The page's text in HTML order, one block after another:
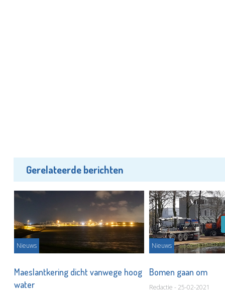
Gerelateerde berichten
Nieuws
Maeslantkering dicht vanwege hoog
water
Nieuws
Bomen gaan om
Redactie - 25-02-2021